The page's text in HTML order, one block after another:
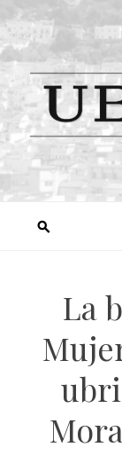
La